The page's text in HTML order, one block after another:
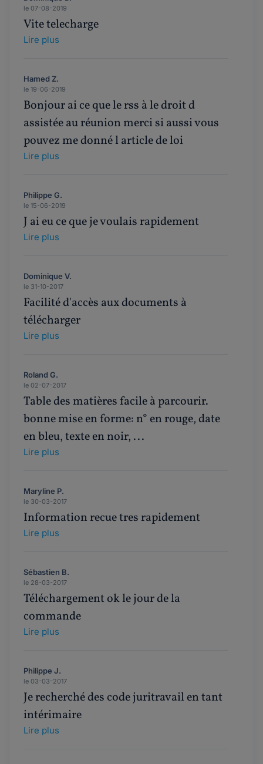
le 07-08-2019
Vite telecharge
Lire plus
Hamed Z.
le 19-06-2019
Bonjour ai ce que le rss à le droit d
assistée au réunion merci si aussi vous
pouvez me donné l article de loi
Lire plus
Philippe G.
le 15-06-2019
J ai eu ce que je voulais rapidement
Lire plus
Dominique V.
le 31-10-2017
Facilité d'accès aux documents à
télécharger
Lire plus
Roland G.
le 02-07-2017
Table des matières facile à parcourir.
bonne mise en forme: n° en rouge, date
en bleu, texte en noir, ...
Lire plus
Maryline P.
le 30-03-2017
Information recue tres rapidement
Lire plus
Sébastien B.
le 28-03-2017
Téléchargement ok le jour de la
commande
Lire plus
Philippe J.
le 03-03-2017
Je recherché des code juritravail en tant
intérimaire
Lire plus